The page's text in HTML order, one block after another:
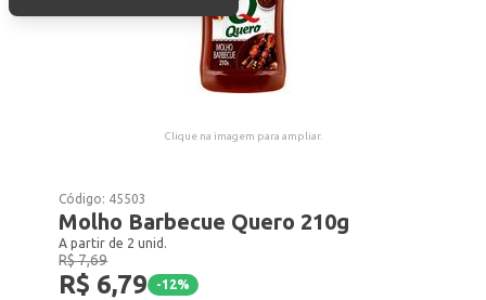
Clique na imagem para ampliar.
Código: 45503
Molho Barbecue Quero 210g
A partir de 2 unid.
R$ 7,69
R$ 6,79 -12%